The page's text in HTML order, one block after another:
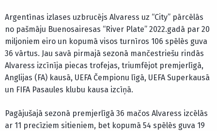
Argentīnas izlases uzbrucējs Alvaress uz “City” pārcēlās
no pašmāju Buenosairesas “River Plate” 2022.gadā par 20
miljoniem eiro un kopumā visos turnīros 106 spēlēs guva
36 vārtus. Jau savā pirmajā sezonā mančestriešu rindās
Alvaress izcīnīja piecas trofejas, triumfējot premjerlīgā,
Anglijas (FA) kausā, UEFA Čempionu līgā, UEFA Superkausā
un FIFA Pasaules klubu kausa izcīņā.
Pagājušajā sezonā premjerlīgā 36 mačos Alvaress izcēlās
ar 11 precīziem sitieniem, bet kopumā 54 spēlēs guva 19